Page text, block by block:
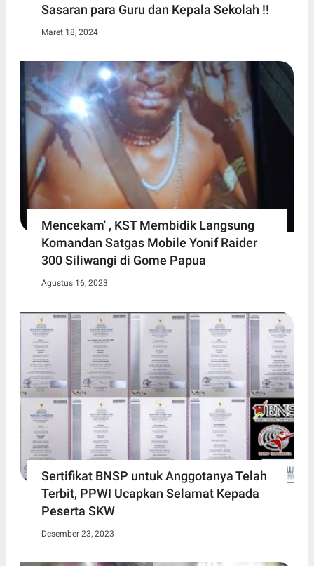
Sasaran para Guru dan Kepala Sekolah !!
Maret 18, 2024
Mencekam' , KST Membidik Langsung
Komandan Satgas Mobile Yonif Raider
300 Siliwangi di Gome Papua
Agustus 16, 2023
Sertifikat BNSP untuk Anggotanya Telah
Terbit, PPWI Ucapkan Selamat Kepada
Peserta SKW
Desember 23, 2023